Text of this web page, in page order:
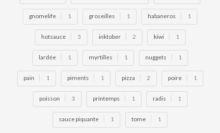
gnomelife 1 groseilles 1 habaneros 1
hotsauce 5 inktober 2 kiwi 1
lardée 1 myrtilles 1 nuggets 1
pain 1 piments 1 pizza 2 poire 1
poisson 3 printemps 1 radis 1
sauce piquante 1 tome 1